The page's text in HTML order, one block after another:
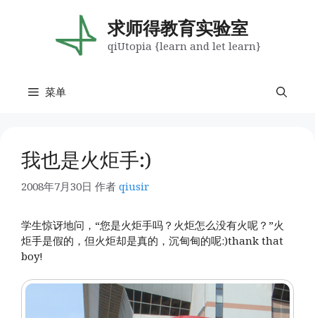
求师得教育实验室
qiUtopia {learn and let learn}
菜单
我也是火炬手:)
2008年7月30日 作者 qiusir
学生惊讶地问，“您是火炬手吗？火炬怎么没有火呢？”火
炬手是假的，但火炬却是真的，沉甸甸的呢:)thank that
boy!